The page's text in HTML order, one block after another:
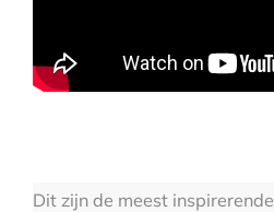
Dit zijn de meest